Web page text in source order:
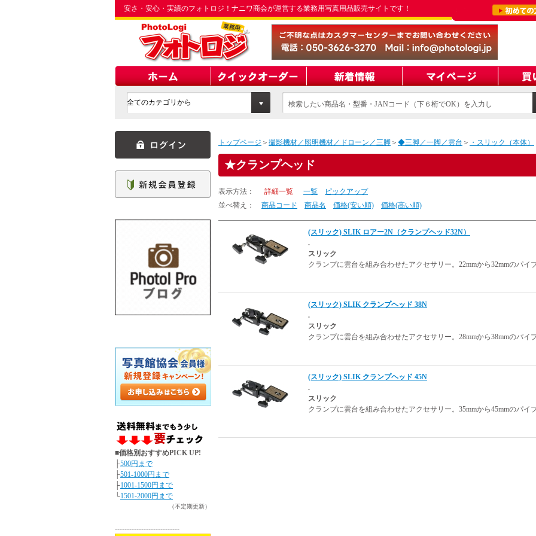
安さ・安心・実績のフォトロジ！ナニワ商会が運営する業務用写真用品販売サイトです！
検索したい商品名・型番・JANコード（下６桁でOK）を入力し
トップページ ＞ 撮影機材／照明機材／ドローン／三脚 ＞ ◆三脚／一脚／雲台 ＞ ・スリック（本体）
クランプヘッド
表示方法： 詳細一覧 一覧
ピックアップ
並べ替え：
商品コード 商品名 価格(安い順) 価格(高い順)
(スリック) SLIK ロアー2N（クランプヘッド32N）
.
スリック
クランプに雲台を組み合わせたアクセサリー。22mmから32mmのパイ
(スリック) SLIK クランプヘッド 38N
.
スリック
クランプに雲台を組み合わせたアクセサリー。28mmから38mmのパイ
(スリック) SLIK クランプヘッド 45N
.
スリック
クランプに雲台を組み合わせたアクセサリー。35mmから45mmのパイ
■価格別おすすめPICK UP!
├500円まで
├501-1000円まで
├1001-1500円まで
└1501-2000円まで
（不定期更新）
---------------------------